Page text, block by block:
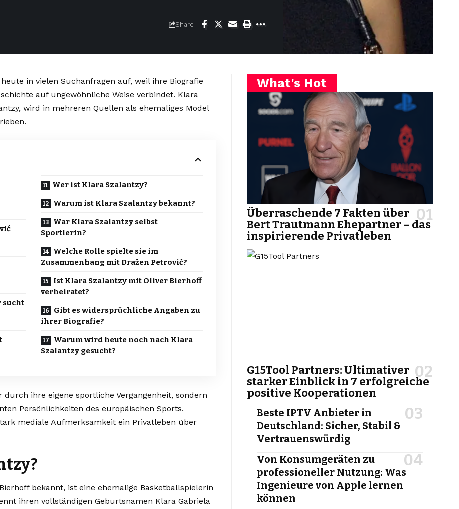
Share
in vielen Suchanfragen auf, weil ihre Biografie
auf ungewöhnliche Weise verbindet. Klara
wird in mehreren Quellen als ehemaliges Model
sucht
Wer ist Klara Szalantzy?
Warum ist Klara Szalantzy bekannt?
War Klara Szalantzy selbst
Sportlerin?
Welche Rolle spielte sie im
Zusammenhang mit Dražen Petrović?
Ist Klara Szalantzy mit Oliver Bierhoff
verheiratet?
Gibt es widersprüchliche Angaben zu
ihrer Biografie?
Warum wird heute noch nach Klara
Szalantzy gesucht?
ihre eigene sportliche Vergangenheit, sondern
Persönlichkeiten des europäischen Sports.
mediale Aufmerksamkeit ein Privatleben über
bekannt, ist eine ehemalige Basketballspielerin
ihren vollständigen Geburtsnamen Klara Gabriela
What's Hot
Überraschende 7 Fakten über
Bert Trautmann Ehepartner – das
inspirierende Privatleben
G15Tool Partners: Ultimativer
starker Einblick in 7 erfolgreiche
positive Kooperationen
Beste IPTV Anbieter in
Deutschland: Sicher, Stabil &
Vertrauenswürdig
Von Konsumgeräten zu
professioneller Nutzung: Was
Ingenieure von Apple lernen
können